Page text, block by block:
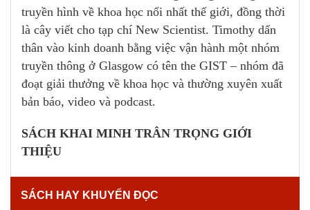
truyền hình về khoa học nổi nhất thế giới, đồng thời
là cây viết cho tạp chí New Scientist. Timothy dấn
thân vào kinh doanh bằng việc vận hành một nhóm
truyền thông ở Glasgow có tên the GIST – nhóm đã
đoạt giải thưởng về khoa học và thường xuyên xuất
bản báo, video và podcast.
SÁCH KHAI MINH TRÂN TRỌNG GIỚI
THIỆU
SÁCH HAY KHUYẾN ĐỌC